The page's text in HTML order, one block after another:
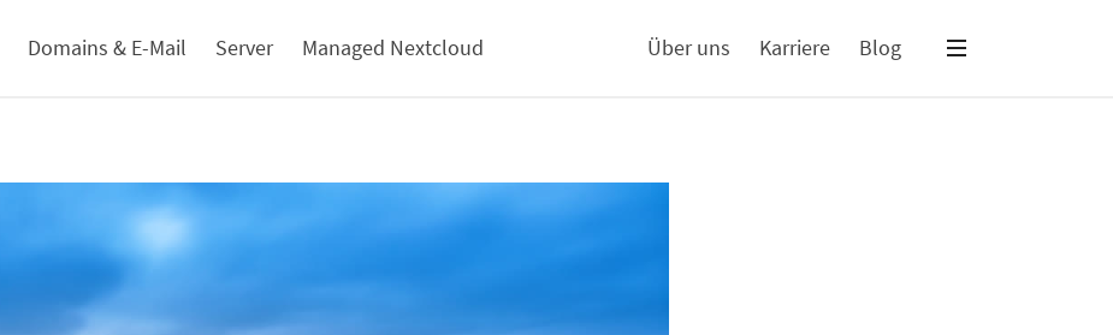
Domains & E-Mail Server Managed Nextcloud Über uns Karriere Blog